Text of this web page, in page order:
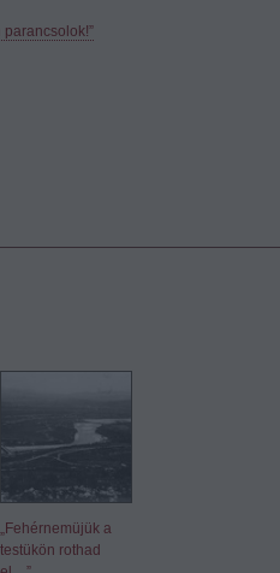
„Fehérnemüjük a
testükön rothad